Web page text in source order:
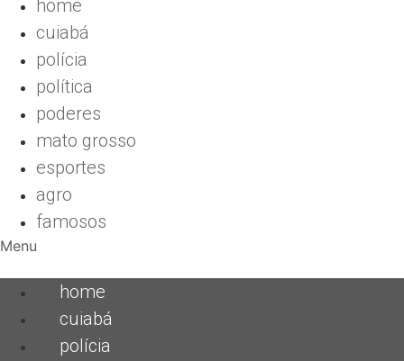
home
cuiabá
polícia
política
poderes
mato grosso
esportes
agro
famosos
Menu
home
cuiabá
polícia